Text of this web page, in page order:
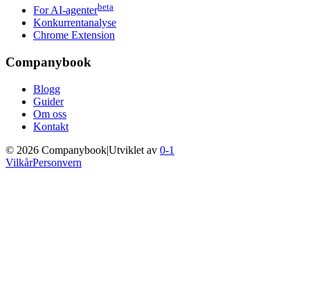
For AI-agenterbeta
Konkurrentanalyse
Chrome Extension
Companybook
Blogg
Guider
Om oss
Kontakt
© 2026 Companybook|Utviklet av 0-1
VilkårPersonvern